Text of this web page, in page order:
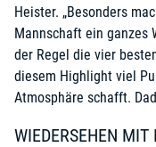
Heister. „Besonders
Mannschaft ein ganzes
der Regel die vier
diesem Highlight viel
Atmosphäre schafft.
WIEDERSEHEN MIT